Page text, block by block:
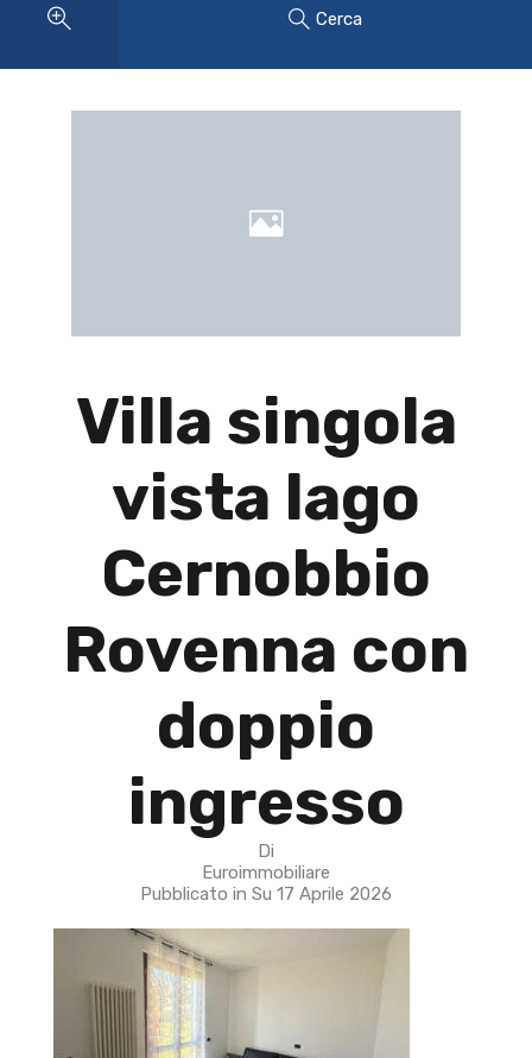
Cerca
Villa singola
vista lago
Cernobbio
Rovenna con
doppio
ingresso
Di
Euroimmobiliare
Pubblicato in Su 17 Aprile 2026